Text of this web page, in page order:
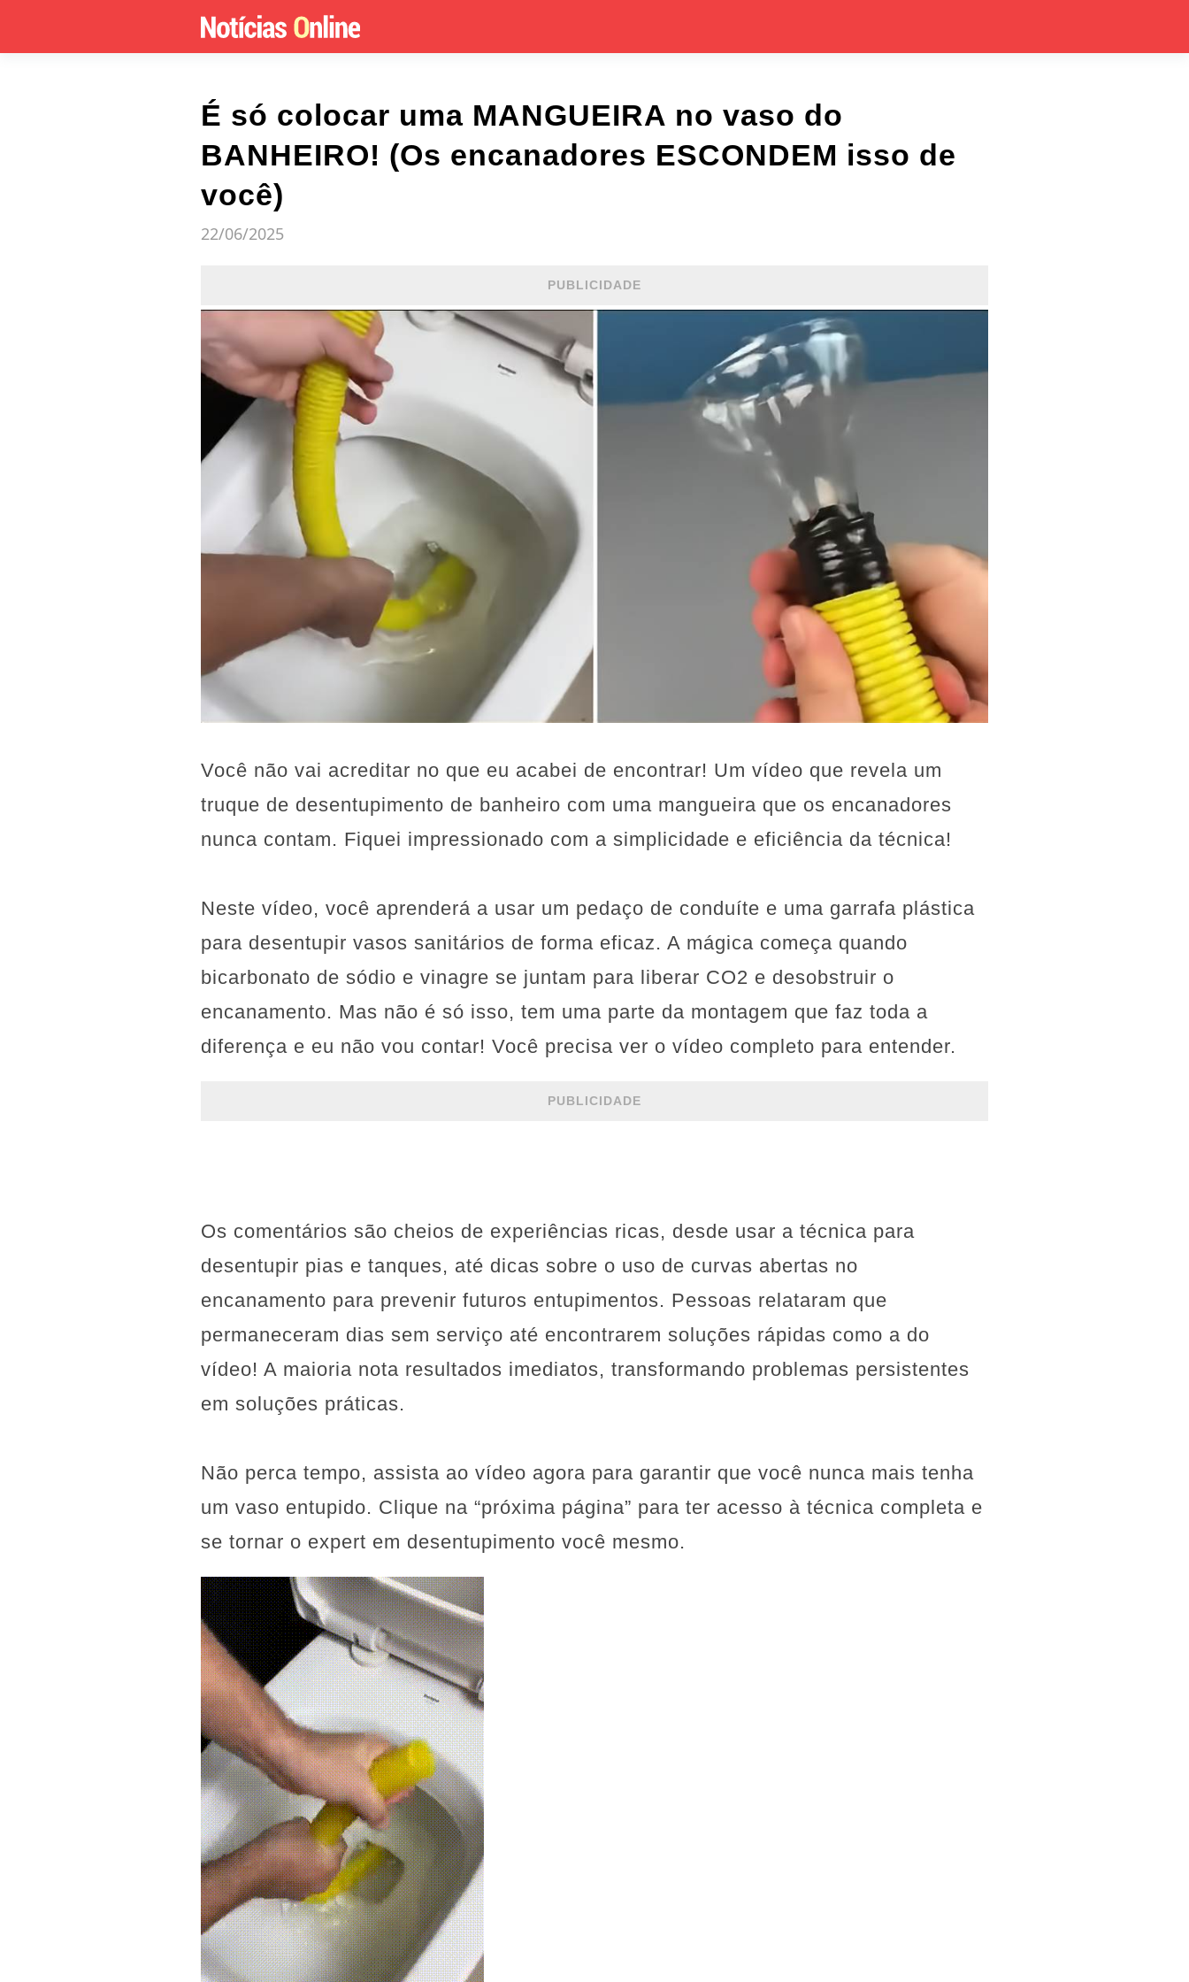
É só colocar uma MANGUEIRA no vaso do
BANHEIRO! (Os encanadores ESCONDEM isso de
você)
22/06/2025
PUBLICIDADE
Você não vai acreditar no que eu acabei de encontrar! Um vídeo que revela um
truque de desentupimento de banheiro com uma mangueira que os encanadores
nunca contam. Fiquei impressionado com a simplicidade e eficiência da técnica!
Neste vídeo, você aprenderá a usar um pedaço de conduíte e uma garrafa plástica
para desentupir vasos sanitários de forma eficaz. A mágica começa quando
bicarbonato de sódio e vinagre se juntam para liberar CO2 e desobstruir o
encanamento. Mas não é só isso, tem uma parte da montagem que faz toda a
diferença e eu não vou contar! Você precisa ver o vídeo completo para entender.
PUBLICIDADE
Os comentários são cheios de experiências ricas, desde usar a técnica para
desentupir pias e tanques, até dicas sobre o uso de curvas abertas no
encanamento para prevenir futuros entupimentos. Pessoas relataram que
permaneceram dias sem serviço até encontrarem soluções rápidas como a do
vídeo! A maioria nota resultados imediatos, transformando problemas persistentes
em soluções práticas.
Não perca tempo, assista ao vídeo agora para garantir que você nunca mais tenha
um vaso entupido. Clique na “próxima página” para ter acesso à técnica completa e
se tornar o expert em desentupimento você mesmo.